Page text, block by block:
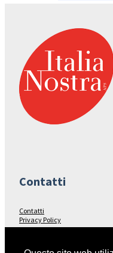
Contatti
Contatti
Privacy Policy
Seguici su…